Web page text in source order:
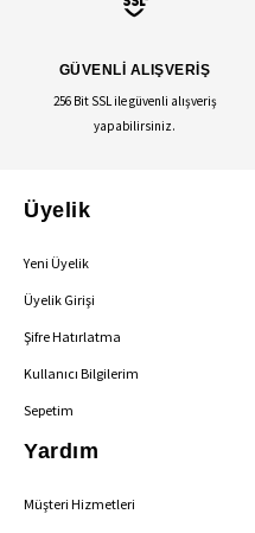
GÜVENLİ ALIŞVERİŞ
256 Bit SSL ile güvenli alışveriş
yapabilirsiniz.
Üyelik
Yeni Üyelik
Üyelik Girişi
Şifre Hatırlatma
Kullanıcı Bilgilerim
Sepetim
Yardım
Müşteri Hizmetleri